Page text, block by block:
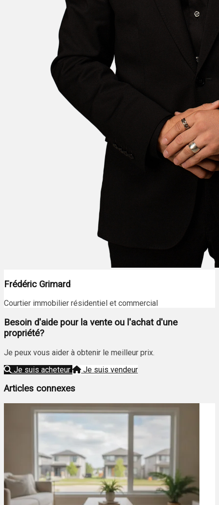
Frédéric Grimard
Courtier immobilier résidentiel et commercial
Besoin d'aide pour la vente ou l'achat d'une
propriété?
Je peux vous aider à obtenir le meilleur prix.
Je suis acheteur
Je suis vendeur
Articles connexes